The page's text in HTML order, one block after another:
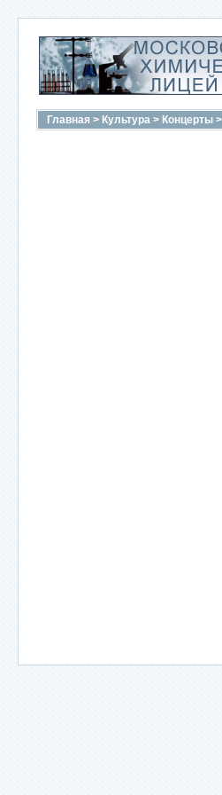
Главная > Культура > Концерты >